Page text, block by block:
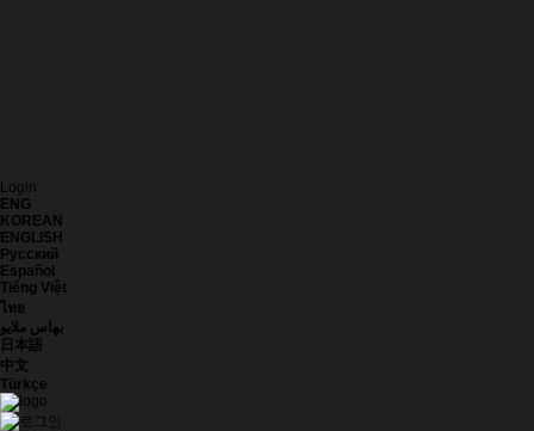
Login
ENG
KOREAN
ENGLISH
Русский
Español
Tiếng Việt
ไทย
بهاس ملايو
日本語
中文
Türkçe